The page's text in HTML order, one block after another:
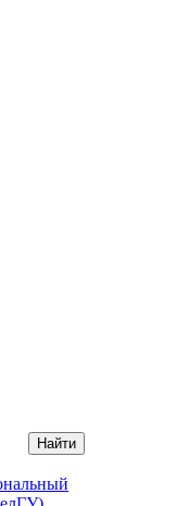
Найти